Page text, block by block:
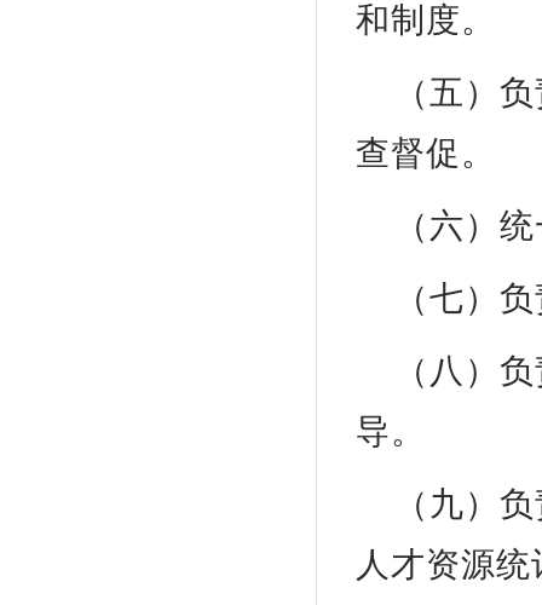
和制度。
（五）
查督促。
（六）
（七）
（八）
导。
（九）
人才资源